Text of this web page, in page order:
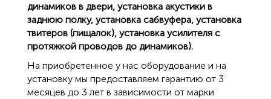
динамиков в двери, установка акустики в
заднюю полку, установка сабвуфера, установка
твитеров (пищалок), установка усилителя с
протяжкой проводов до динамиков).
На приобретенное у нас оборудование и на
установку мы предоставляем гарантию от 3
месяцев до 3 лет в зависимости от марки